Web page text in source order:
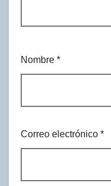
Nombre *
Correo electrónico *